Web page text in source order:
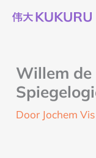
naar
Willem de
Door Jochem